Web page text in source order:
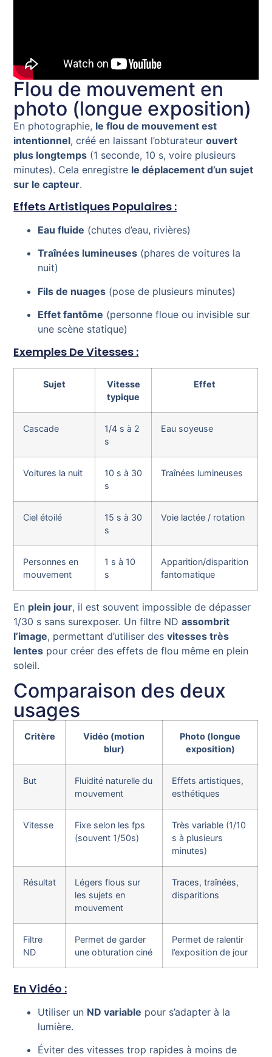
Flou de mouvement en
photo (longue exposition)
En photographie, le flou de mouvement est
intentionnel, créé en laissant l’obturateurouvert
plus longtemps (1 seconde, 10 s, voire plusieurs
minutes). Cela enregistre le déplacement d’un sujet
sur le capteur.
Effets Artistiques Populaires :
Eau fluide (chutes d’eau, rivières)
Traînées lumineuses (phares de voitures la
nuit)
Fils de nuages (pose de plusieurs minutes)
Effet fantôme (personne floue ou invisible sur
une scène statique)
Exemples De Vitesses :
Sujet
Vitesse
typique
Effet
Cascade
1/4 s à 2
s
Eau soyeuse
Voitures la nuit
10 s à 30
s
Traînées lumineuses
Ciel étoilé
15 s à 30
s
Voie lactée / rotation
Personnes en
mouvement
1 s à 10
s
Apparition/disparition
fantomatique
En plein jour, il est souvent impossible de dépasser
1/30 s sans surexposer. Un filtre NDassombrit
l’image, permettant d’utiliser desvitesses très
lentes pour créer des effets de flou même en plein
soleil.
Comparaison des deux
usages
Critère
Vidéo (motion
blur)
Photo (longue
exposition)
But
Fluidité naturelle du
mouvement
Effets artistiques,
esthétiques
Vitesse
Fixe selon les fps
(souvent 1/50s)
Très variable (1/10
s à plusieurs
minutes)
Résultat
Légers flous sur
les sujets en
mouvement
Traces, traînées,
disparitions
Filtre
ND
Permet de garder
une obturation ciné
Permet de ralentir
l’exposition de jour
En Vidéo :
Utiliser un ND variable pour s’adapter à la
lumière.
Éviter des vitesses trop rapides à moins de